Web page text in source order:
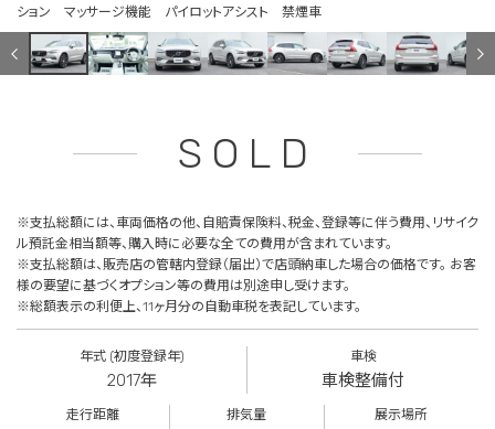
ション マッサージ機能 パイロットアシスト 禁煙車
SOLD
※支払総額には、車両価格の他、自賠責保険料、税金、登録等に伴う費用、リサイク
ル預託金相当額等、購入時に必要な全ての費用が含まれています。
※支払総額は、販売店の管轄内登録（届出）で店頭納車した場合の価格です。 お客
様の要望に基づくオプション等の費用は別途申し受けます。
※総額表示の利便上、11ヶ月分の自動車税を表記しています。
年式 (初度登録年)
2017年
車検
車検整備付
走行距離 排気量 展示場所